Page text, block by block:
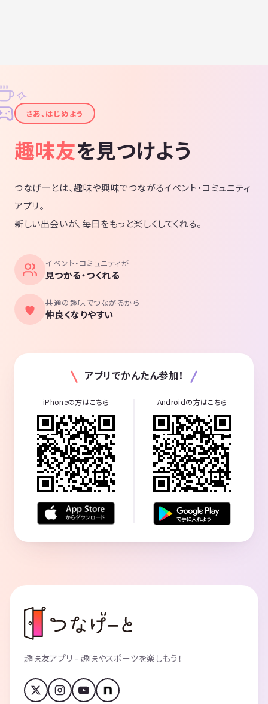
✦
✧
さあ、はじめよう
趣味友を見つけよう
つなげーとは、趣味や興味でつながるイベント・コミュニティ
アプリ。
新しい出会いが、毎日をもっと楽しくしてくれる。
イベント・コミュニティが
見つかる・つくれる
共通の趣味でつながるから
仲良くなりやすい
アプリでかんたん参加！
iPhoneの方はこちら Androidの方はこちら
趣味友アプリ - 趣味やスポーツを楽しもう！